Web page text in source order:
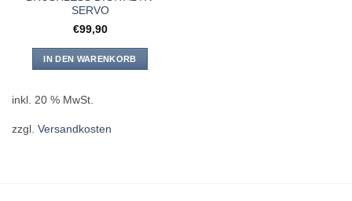
SERVO
€99,90
IN DEN WARENKORB
inkl. 20 % MwSt.
zzgl. Versandkosten